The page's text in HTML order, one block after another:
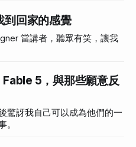
回家的感覺
當講者，聽眾有笑，讓我
5，與那些願意反
驚訝我自己可以成為他們的一
。